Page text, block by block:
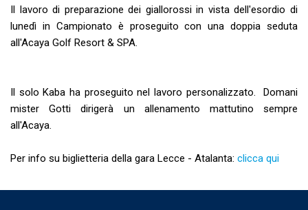
Il lavoro di preparazione dei giallorossi in vista dell'esordio di
lunedì in Campionato è proseguito con una doppia seduta
all'Acaya Golf Resort & SPA.
Il solo Kaba ha proseguito nel lavoro personalizzato. Domani
mister Gotti dirigerà un allenamento mattutino sempre
all'Acaya.
Per info su biglietteria della gara Lecce - Atalanta: clicca qui